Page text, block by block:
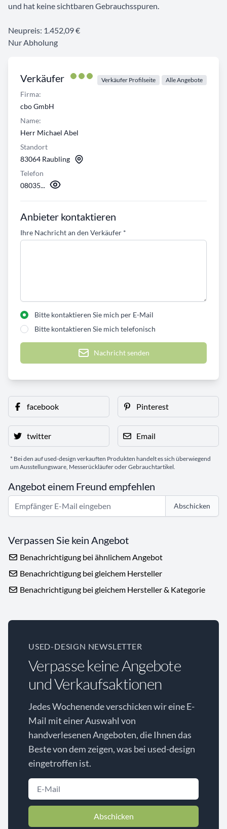
Verkäufer Verkäufer Profilseite Alle Angebote
Firma:
cbo GmbH
Name:
Herr Michael Abel
Standort
83064 Raubling
Telefon
08035...
Anbieter kontaktieren
Ihre Nachricht an den Verkäufer *
Bitte kontaktieren Sie mich per E-Mail
Bitte kontaktieren Sie mich telefonisch
Nachricht senden
und hat keine sichtbaren Gebrauchsspuren.
Neupreis: 1.452,09 €
Nur Abholung
facebook Pinterest
twitter Email
* Bei den auf used-design verkauften Produkten handelt es sich überwiegend
um Ausstellungsware, Messerückläufer oder Gebrauchtartikel.
Angebot einem Freund empfehlen
Abschicken
Verpassen Sie kein Angebot
Benachrichtigung bei ähnlichem Angebot
Benachrichtigung bei gleichem Hersteller
Benachrichtigung bei gleichem Hersteller & Kategorie
USED-DESIGN NEWSLETTER
Verpasse keine Angebote
und Verkaufsaktionen
Jedes Wochenende verschicken wir eine E-
Mail mit einer Auswahl von
handverlesenen Angeboten, die Ihnen das
Beste von dem zeigen, was bei used-design
eingetroffen ist.
Abschicken